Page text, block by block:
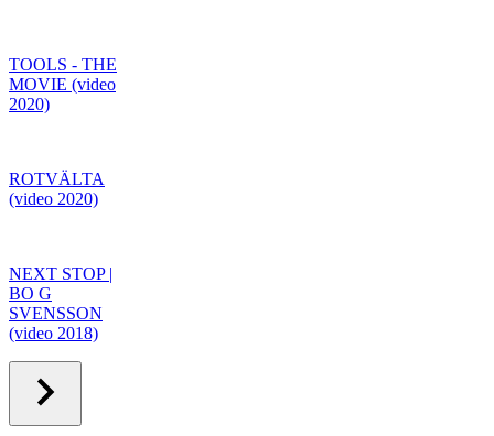
TOOLS - THE
MOVIE (video
2020)
ROTVÄLTA
(video 2020)
NEXT STOP |
BO G
SVENSSON
(video 2018)